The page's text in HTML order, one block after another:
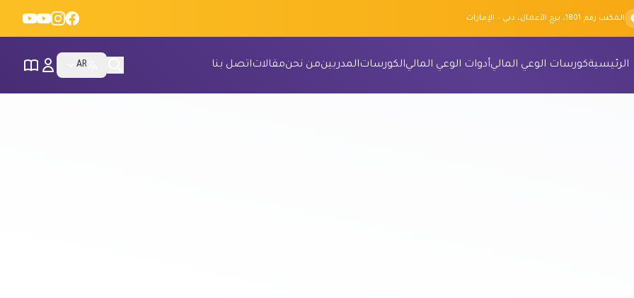
المكتب رقم 1801، برج الأعمال، دبي – الإمارات
الرئيسيةكورسات الوعي الماليأدوات الوعي الماليالكورساتالمدربينمن نحنمقالاتاتصل بنا AR